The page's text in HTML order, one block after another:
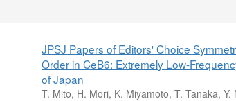
JPSJ Papers of Editors' Choice
Order in CeB6: Extremely Low-
of Japan
T. Mito, H. Mori, K. Miyamoto, T. Tanaka,